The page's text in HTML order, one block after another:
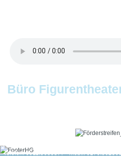
Büro
Am Listholze 10 • D-30177 Hannover
Telefon: 0511.5680877 • Mobil: